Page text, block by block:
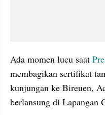
Ada momen lucu saat
membagikan sertifikat
kunjungan ke Bireuen,